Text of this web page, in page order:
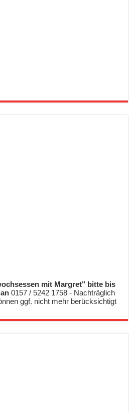
mit Margret" bitte bis
an0157 / 5242 1758 - Nachträglich
ggf. nicht mehr berücksichtigt